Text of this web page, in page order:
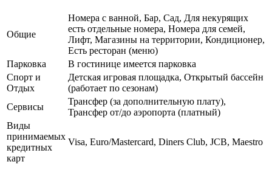
Общие
Номера с ванной, Бар, Сад, Для некурящих
есть отдельные номера, Номера для семей,
Лифт, Магазины на территории, Кондиционер,
Есть ресторан (меню)
Парковка
В гостинице имеется парковка
Спорт и
Отдых
Детская игровая площадка, Открытый бассейн
(работает по сезонам)
Сервисы
Трансфер (за дополнительную плату),
Трансфер от/до аэропорта (платный)
Виды
принимаемых
кредитных
карт
Visa, Euro/Mastercard, Diners Club, JCB, Maestro